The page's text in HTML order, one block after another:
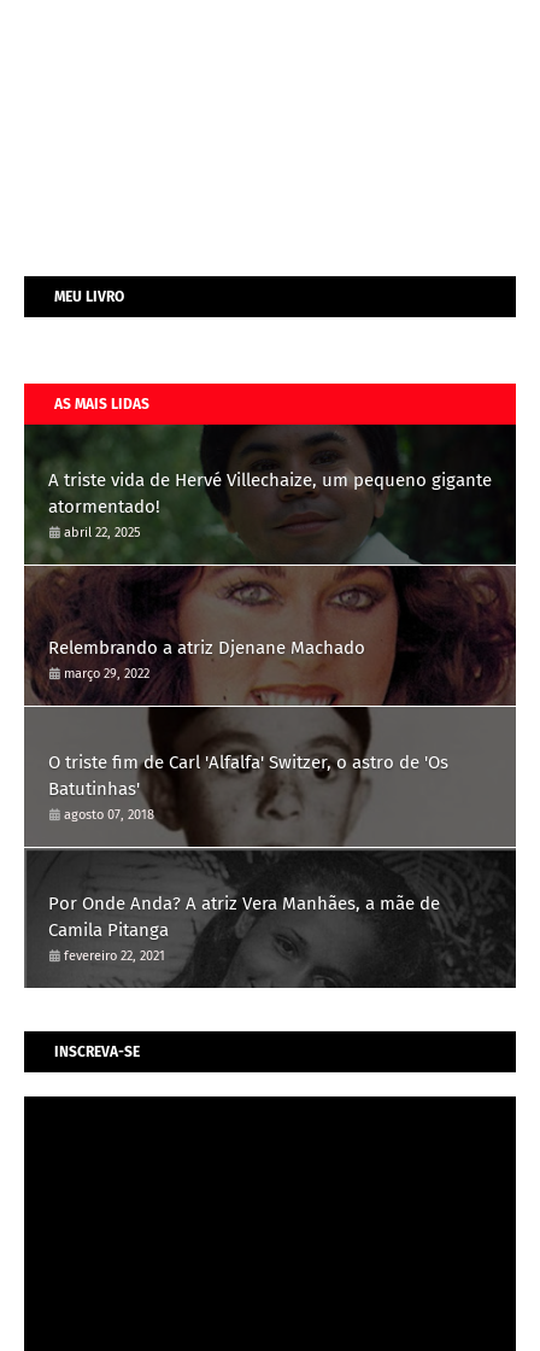
MEU LIVRO
AS MAIS LIDAS
A triste vida de Hervé Villechaize, um pequeno gigante
atormentado!
abril 22, 2025
Relembrando a atriz Djenane Machado
março 29, 2022
O triste fim de Carl 'Alfalfa' Switzer, o astro de 'Os
Batutinhas'
agosto 07, 2018
Por Onde Anda? A atriz Vera Manhães, a mãe de
Camila Pitanga
fevereiro 22, 2021
INSCREVA-SE